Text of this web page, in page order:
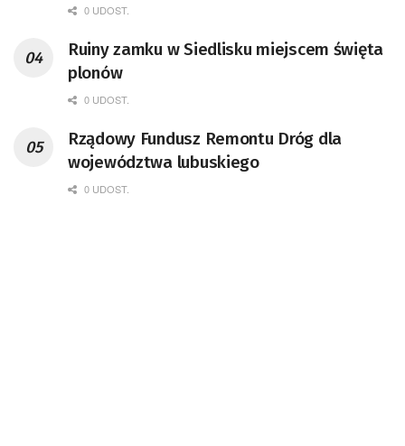
Kompetencji Przemysłu Lotniczo-
Badań Kosmicznych i Satelitarnych PAN.
0 UDOST.
Ruiny zamku w Siedlisku miejscem święta
plonów
0 UDOST.
Rządowy Fundusz Remontu Dróg dla
województwa lubuskiego
0 UDOST.